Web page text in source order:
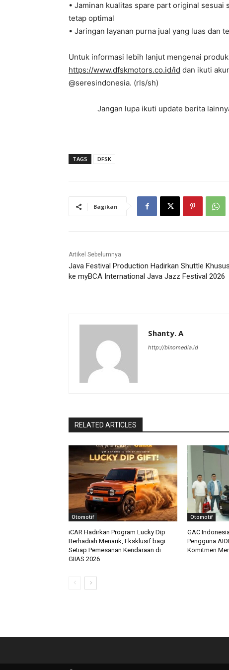
• Jaminan kualitas spare part original
tetap optimal
• Jaringan layanan purna jual yang luas dan
Untuk informasi lebih lanjut mengenai
https://www.dfskmotors.co.id/id dan ikuti
@seresindonesia. (rls/sh)
Jangan lupa ikuti update berita
TAGS DFSK
Bagikan
Artikel Sebelumnya
Java Festival Production Hadirkan Shuttle Khusus
ke myBCA International Java Jazz Festival 2026
Shanty. A
http://binomedia.id
RELATED ARTICLES
Otomotif
iCAR Hadirkan Program Lucky Dip
Berhadiah Menarik, Eksklusif bagi
Setiap Pemesanan Kendaraan di
GIIAS 2026
Otomotif
GAC
Pengguna
Komitmen